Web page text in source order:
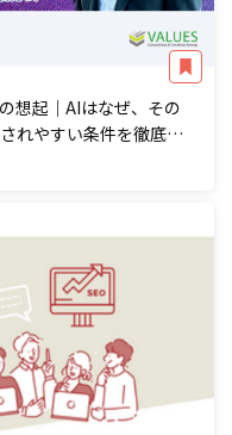
想起｜AIはなぜ、その
れやすい条件を徹底解